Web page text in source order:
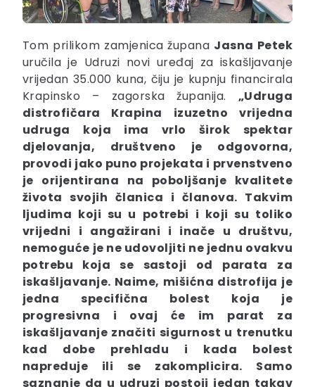
Tom prilikom zamjenica župana Jasna Petek
uručila je Udruzi novi uređaj za iskašljavanje
vrijedan 35.000 kuna, čiju je kupnju financirala
Krapinsko – zagorska županija. „Udruga
distrofičara Krapina izuzetno vrijedna
udruga koja ima vrlo širok spektar
djelovanja, društveno je odgovorna,
provodi jako puno projekata i prvenstveno
je orijentirana na poboljšanje kvalitete
života svojih članica i članova. Takvim
ljudima koji su u potrebi i koji su toliko
vrijedni i angažirani i inače u društvu,
nemoguće je ne udovoljiti ne jednu ovakvu
potrebu koja se sastoji od parata za
iskašljavanje. Naime, mišićna distrofija je
jedna specifična bolest koja je
progresivna i ovaj će im parat za
iskašljavanje značiti sigurnost u trenutku
kad dobe prehladu i kada bolest
napreduje ili se zakomplicira. Samo
saznanje da u udruzi postoji jedan takav